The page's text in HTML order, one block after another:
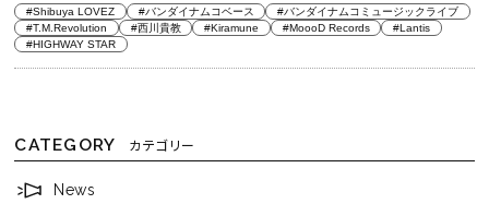
#Shibuya LOVEZ #バンダイナムコベース
#バンダイナムコミュージックライブ
#T.M.Revolution
#西川貴教 #Kiramune #MoooD Records
#Lantis
#HIGHWAY STAR
CATEGORY カテゴリー
News